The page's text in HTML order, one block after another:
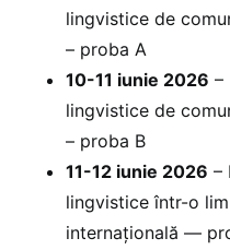
lingvistice de
– proba A
10-11 iunie 2026 –
lingvistice de
– proba B
11-12 iunie 2026 –
lingvistice într-o
internațională —